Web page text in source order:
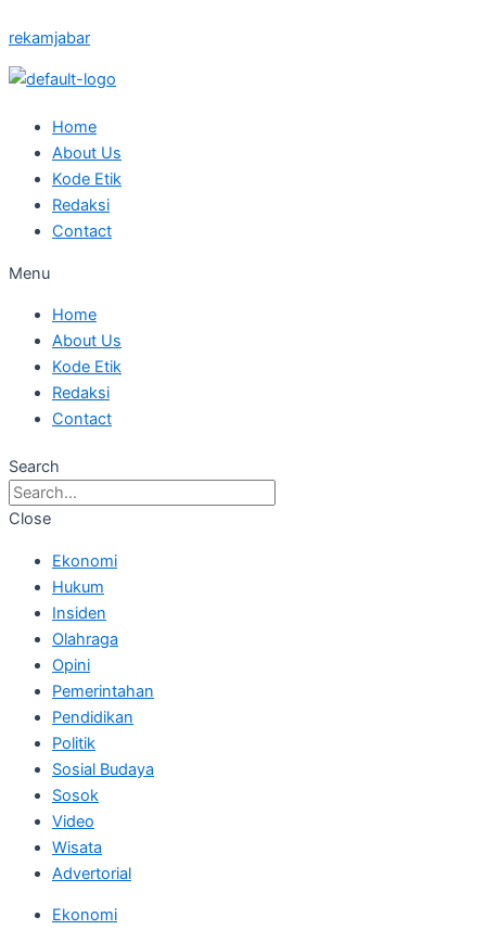
to
content
rekamjabar
Home
About Us
Kode Etik
Redaksi
Contact
Menu
Home
About Us
Kode Etik
Redaksi
Contact
Search
Close
Ekonomi
Hukum
Insiden
Olahraga
Opini
Pemerintahan
Pendidikan
Politik
Sosial Budaya
Sosok
Video
Wisata
Advertorial
Ekonomi